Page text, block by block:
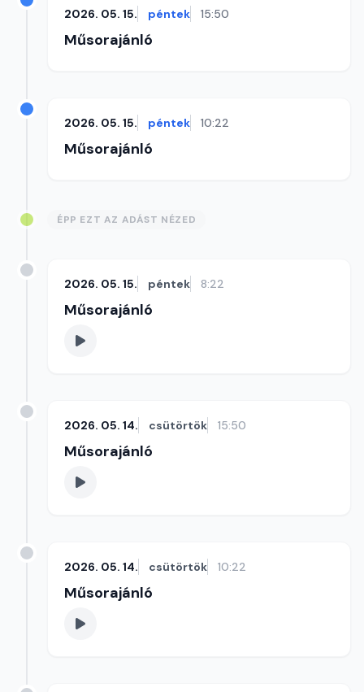
2026. 05. 15. péntek 15:50
Műsorajánló
2026. 05. 15. péntek 10:22
Műsorajánló
ÉPP EZT AZ ADÁST NÉZED
2026. 05. 15. péntek 8:22
Műsorajánló
2026. 05. 14. csütörtök 15:50
Műsorajánló
2026. 05. 14. csütörtök 10:22
Műsorajánló